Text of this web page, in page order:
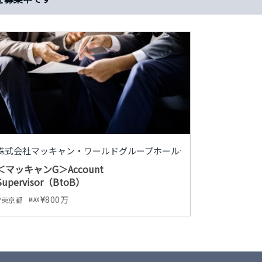
式会社マッキャン・ワールドグループホールディングス
マッキャンG＞Account
（BtoB）
東京都 MAX 800万